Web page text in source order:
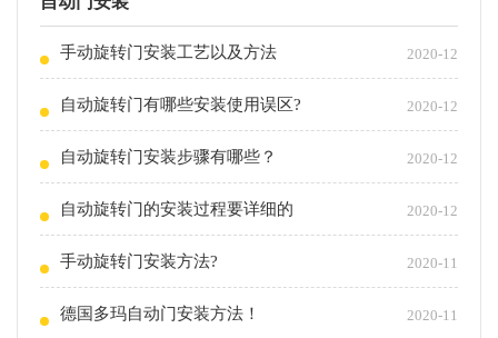
手动旋转门安装工艺以及方法 2020-12
自动旋转门有哪些安装使用误区? 2020-12
自动旋转门安装步骤有哪些？ 2020-12
自动旋转门的安装过程要详细的 2020-12
手动旋转门安装方法? 2020-11
德国多玛自动门安装方法！ 2020-11